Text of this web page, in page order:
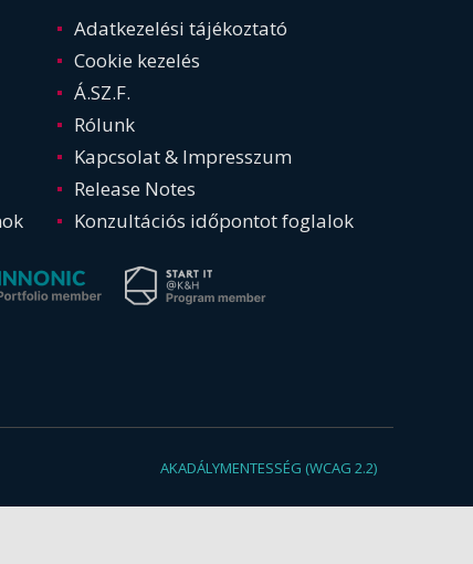
Adatkezelési tájékoztató
Cookie kezelés
Á.SZ.F.
Rólunk
Kapcsolat & Impresszum
Release Notes
Konzultációs időpontot foglalok
AKADÁLYMENTESSÉG (WCAG 2.2)